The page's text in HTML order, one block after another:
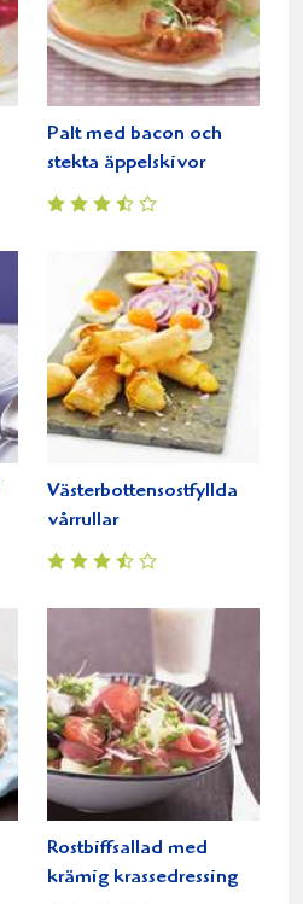
Palt med bacon och
stekta äppelskivor
Västerbottensostfyllda
vårrullar
Rostbiffsallad med
krämig krassedressing